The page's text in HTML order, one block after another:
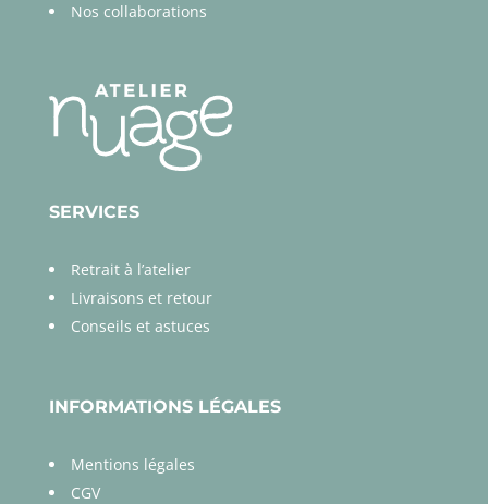
Nos collaborations
SERVICES
Retrait à l’atelier
Livraisons et retour
Conseils et astuces
INFORMATIONS LÉGALES
Mentions légales
CGV